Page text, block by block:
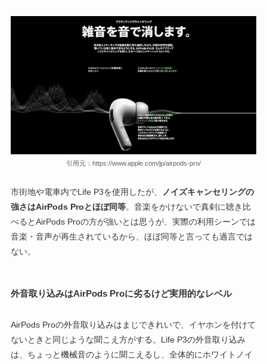
引用元：https://www.apple.com/jp/airpods-pro/
市街地や電車内でLife P3を使用したが、
ノイズキャンセリングの
強さはAirPods Proとほぼ同等。音楽をかけないで真剣に聴き比
べるとAirPods Proの方が強いとは思うが、実際の利用シーンでは
音楽・音声が再生されているから、ほぼ同等と言っても過言では
ない。
外音取り込みはAirPods Proに劣るけど実用的なレベル
AirPods Proの外音取り込みはまじできれいで、イヤホンを付けて
ないときと同じような聞こえ方がする。Life P3の外音取り込み
は、ちょっと機械音のように聞こえるし、全体的にホワイトノイ